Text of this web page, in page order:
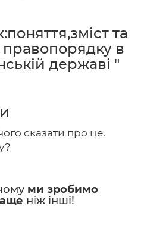
та
в
державі "
сказати про це.
ми зробимо
ніж інші!
802 02 99